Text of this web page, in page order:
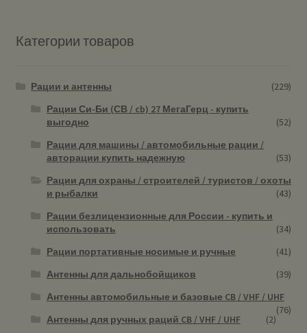
Категории товаров
Рации и антенны
(229)
Рации Си-Би (СВ / cb) 27 МегаГерц - купить
выгодно
(52)
Рации для машины / автомобильные рации /
авторации купить надежную
(53)
Рации для охраны / строителей / туристов / охоты
и рыбалки
(43)
Рации безлицензионные для России - купить и
использовать
(34)
Рации портативные носимые и ручные
(41)
Антенны для дальнобойщиков
(39)
Антенны автомобильные и базовые CB / VHF / UHF
(76)
Антенны для ручных раций CB / VHF / UHF
(2)